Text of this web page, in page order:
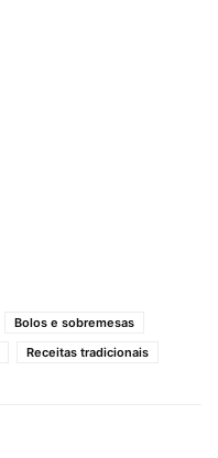
Bolos e sobremesas
Receitas tradicionais